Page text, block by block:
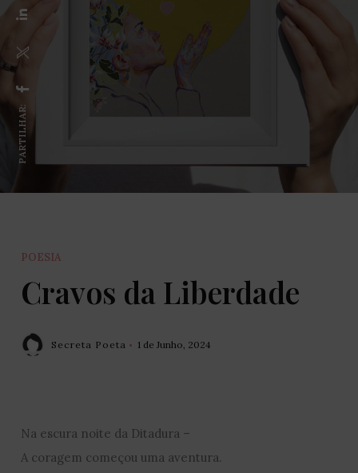
PARTILHAR:
POESIA
Cravos da Liberdade
Secreta Poeta 1 de Junho, 2024
Na escura noite da Ditadura –
A coragem começou uma aventura.